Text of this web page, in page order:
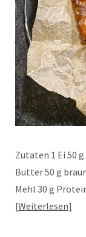
Zutaten 1 Ei 50
Butter 50 g
Mehl 30 g
Weiterlesen